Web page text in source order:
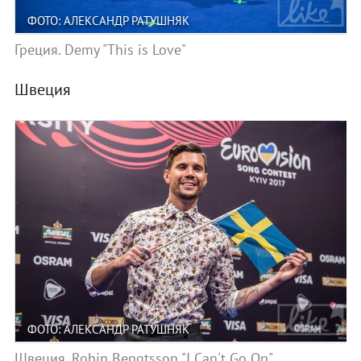
ФОТО: АЛЕКСАНДР РАТУШНЯК
Греция. Demy "This is Love"
Швеция
ФОТО: АЛЕКСАНДР РАТУШНЯК